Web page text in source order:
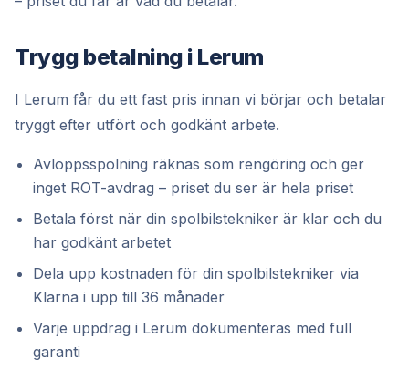
Trygg betalning i Lerum
I Lerum får du ett fast pris innan vi börjar och betalar
tryggt efter utfört och godkänt arbete.
Avloppsspolning räknas som rengöring och ger
inget ROT-avdrag – priset du ser är hela priset
Betala först när din spolbilstekniker är klar och du
har godkänt arbetet
Dela upp kostnaden för din spolbilstekniker via
Klarna i upp till 36 månader
Varje uppdrag i Lerum dokumenteras med full
garanti